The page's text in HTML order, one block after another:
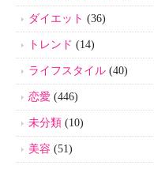
ダイエット (36)
トレンド (14)
ライフスタイル (40)
恋愛 (446)
未分類 (10)
美容 (51)